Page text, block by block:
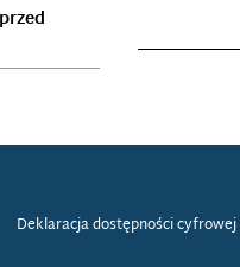
Deklaracja dostępności cyfrowej